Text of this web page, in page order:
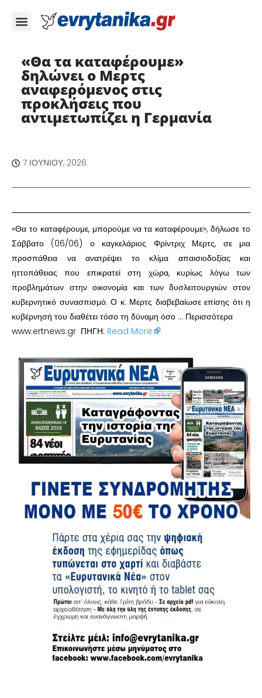
«Θα τα καταφέρουμε»
δηλώνει ο Μερτς
αναφερόμενος στις
προκλήσεις που
αντιμετωπίζει η Γερμανία ​
7 ΙΟΥΝΊΟΥ, 2026
​«Θα το καταφέρουμε, μπορούμε να τα καταφέρουμε», δήλωσε το
Σάββατο (06/06) ο καγκελάριος Φρίντριχ Μερτς, σε μια
προσπάθεια να ανατρέψει το κλίμα απαισιοδοξίας και
ηττοπάθειας που επικρατεί στη χώρα, κυρίως λόγω των
προβλημάτων στην οικονομία και των δυσλειτουργιών στον
κυβερνητικό συνασπισμό. Ο κ. Μερτς διαβεβαίωσε επίσης ότι η
κυβέρνησή του διαθέτει τόσο τη δύναμη όσο … Περισσότερα
www.ertnews.gr ΠΗΓΗ: Read More